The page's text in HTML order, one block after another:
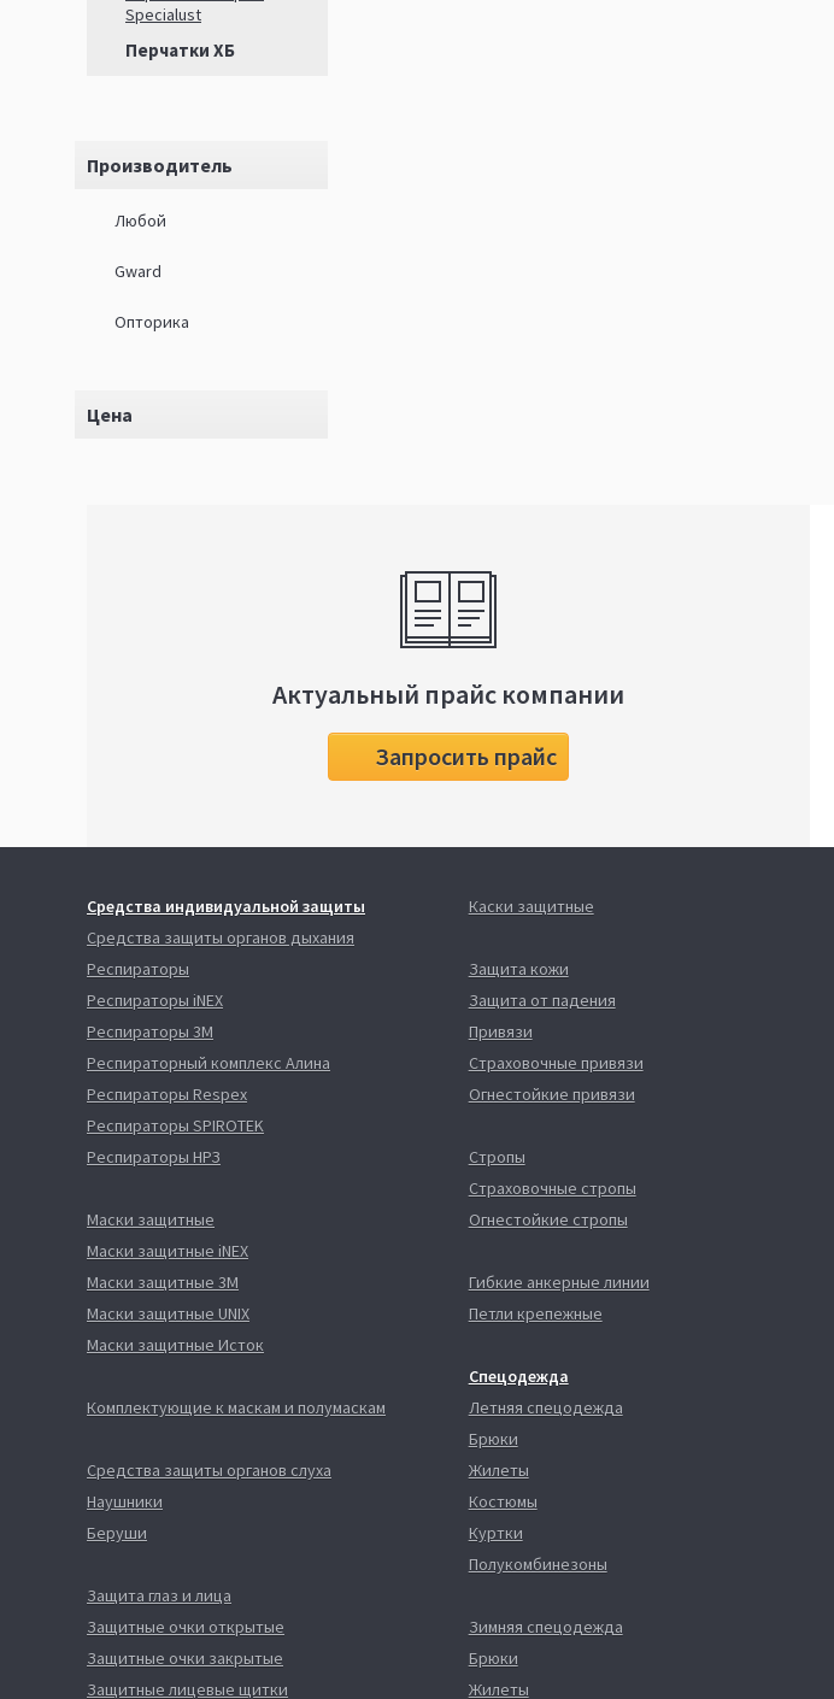
Specialust
Перчатки ХБ
Производитель
Любой
Gward
Опторика
Цена
Актуальный прайс компании
Запросить прайс
Средства индивидуальной защиты
Средства защиты органов дыхания
Респираторы
Респираторы iNEX
Респираторы 3М
Респираторный комплекс Алина
Респираторы Respex
Респираторы SPIROTEK
Респираторы НРЗ
Маски защитные
Маски защитные iNEX
Маски защитные 3М
Маски защитные UNIX
Маски защитные Исток
Комплектующие к маскам и полумаскам
Средства защиты органов слуха
Наушники
Беруши
Защита глаз и лица
Защитные очки открытые
Защитные очки закрытые
Защитные лицевые щитки
Каски защитные
Защита кожи
Защита от падения
Привязи
Страховочные привязи
Огнестойкие привязи
Стропы
Страховочные стропы
Огнестойкие стропы
Гибкие анкерные линии
Петли крепежные
Спецодежда
Летняя спецодежда
Брюки
Жилеты
Костюмы
Куртки
Полукомбинезоны
Зимняя спецодежда
Брюки
Жилеты